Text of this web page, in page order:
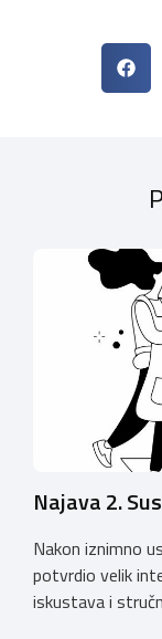
Najava 2.
Nakon iznimno
potvrdio velik
iskustava i